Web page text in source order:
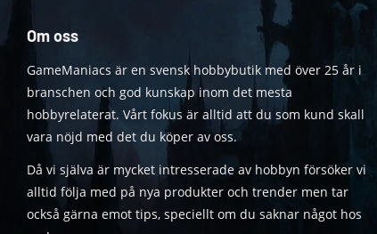
Om oss
GameManiacs är en svensk hobbybutik med över 25 år i
branschen och god kunskap inom det mesta
hobbyrelaterat. Vårt fokus är alltid att du som kund skall
vara nöjd med det du köper av oss.
Då vi själva är mycket intresserade av hobbyn försöker vi
alltid följa med på nya produkter och trender men tar
också gärna emot tips, speciellt om du saknar något hos